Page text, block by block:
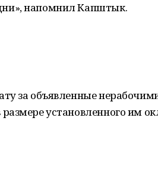
напомнил Капштык.
за объявленные
установленного им